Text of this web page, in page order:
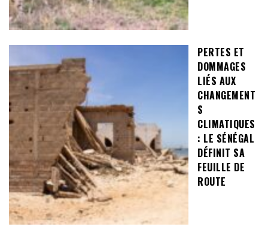
PERTES ET
DOMMAGES
LIÉS AUX
CHANGEMENT
S
CLIMATIQUES
: LE SÉNÉGAL
DÉFINIT SA
FEUILLE DE
ROUTE